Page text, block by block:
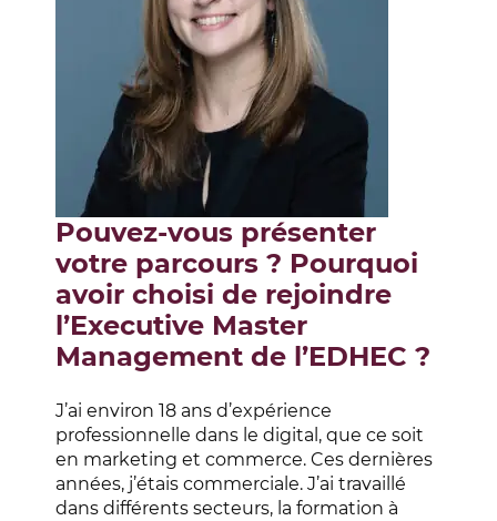
Pouvez-vous présenter
votre parcours ? Pourquoi
avoir choisi de rejoindre
l’Executive Master
Management de l’EDHEC ?
J’ai environ 18 ans d’expérience
professionnelle dans le digital, que ce soit
en marketing et commerce. Ces dernières
années, j’étais commerciale. J’ai travaillé
dans différents secteurs, la formation à